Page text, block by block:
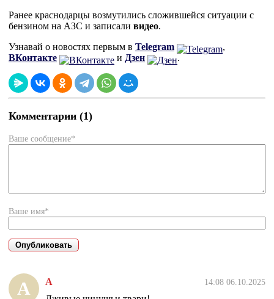
Ранее краснодарцы возмутились сложившейся ситуации с
бензином на АЗС и записали видео.
Узнавай о новостях первым в Telegram
,
ВКонтакте
и Дзен .
Комментарии (1)
Ваше сообщение*
Ваше имя*
А А 14:08 06.10.2025